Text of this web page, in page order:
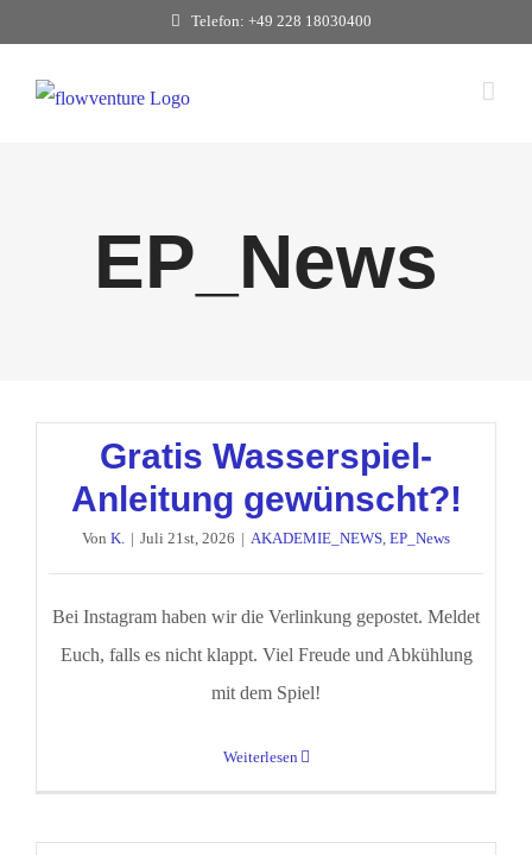
springen
Telefon: +49 228 18030400
EP_News
Gratis Wasserspiel-
Anleitung gewünscht?!
Von K. | Juli 21st, 2026 | AKADEMIE_NEWS, EP_News
Bei Instagram haben wir die Verlinkung gepostet. Meldet
Euch, falls es nicht klappt. Viel Freude und Abkühlung
mit dem Spiel!
Weiterlesen